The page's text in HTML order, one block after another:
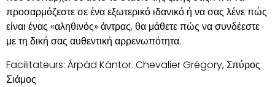
προσαρμόζεστε σε ένα εξωτερικό ιδανικό ή να σας λένε πώς
είναι ένας «αληθινός» άντρας, θα μάθετε πώς να συνδέεστε
με τη δική σας αυθεντική αρρενωπότητα.
Facilitateurs: Árpád Kántor. Chevalier Grégory, Σπύρος
Σιάμος